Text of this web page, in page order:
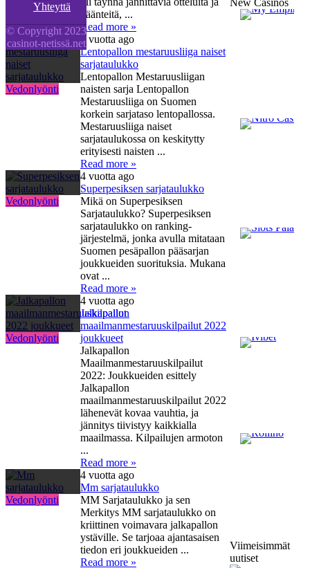
käänteitä, ...
Read more »
Vedonlyönti
4 vuotta ago
Lentopallon mestaruusliiga naiset
sarjataulukko
Lentopallon Mestaruusliigan
naisten sarja Lentopallon
Mestaruusliiga on Suomen
korkein sarjataso lentopallossa.
Mestaruusliiga naiset
sarjataulukossa on keskitytty
erityisesti naisten ...
Read more »
Vedonlyönti
4 vuotta ago
Superpesiksen sarjataulukko
Mikä on Superpesiksen
Sarjataulukko? Superpesiksen
sarjataulukko on ranking-
järjestelmä, jonka avulla mitataan
Suomen pesäpallon pääsarjan
joukkueiden suorituksia. Mukana
ovat ...
Read more »
Vedonlyönti
4 vuotta ago
Jalkapallon
maailmanmestaruuskilpailut 2022
joukkueet
Jalkapallon
Maailmanmestaruuskilpailut
2022: Joukkueiden esittely
Jalkapallon
maailmanmestaruuskilpailut 2022
lähenevät kovaa vauhtia, ja
jännitys tiivistyy kaikkialla
maailmassa. Kilpailujen armoton
...
Read more »
Vedonlyönti
4 vuotta ago
Mm sarjataulukko
MM Sarjataulukko ja sen
Merkitys MM sarjataulukko on
kriittinen voimavara jalkapallon
ystäville. Se tarjoaa ajantasaisen
tiedon eri joukkueiden ...
Read more »
Viimeisimmät
uutiset
Yhteyttä
© Copyright 2023
casinot-netissä.net